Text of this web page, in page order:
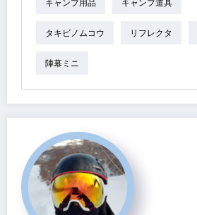
キャンプ用品 キャンプ道具
タキビノムコウ リフレクタ
陣幕ミニ